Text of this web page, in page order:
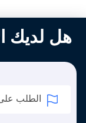
هل لديك